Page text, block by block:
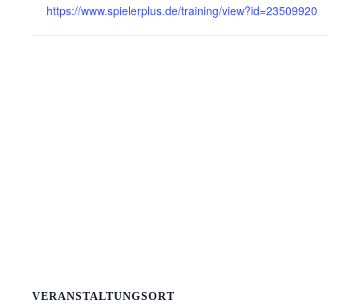
https://www.spielerplus.de/training/view?id=23509920
VERANSTALTUNGSORT